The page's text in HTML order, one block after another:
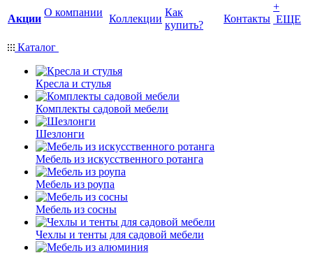
Акции
О компании
Коллекции
Как
купить?
Контакты
+
ЕЩЕ
Каталог
Кресла и стулья
Комплекты садовой мебели
Шезлонги
Мебель из искусственного ротанга
Мебель из роупа
Мебель из сосны
Чехлы и тенты для садовой мебели